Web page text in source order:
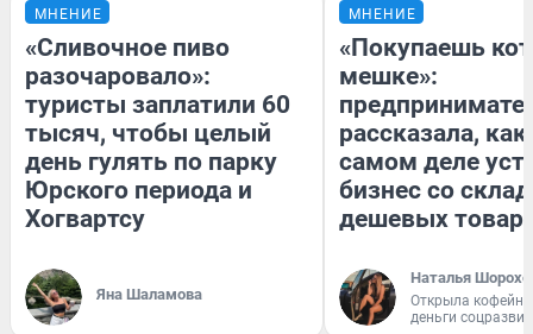
МНЕНИЕ
«Сливочное пиво
разочаровало»:
туристы заплатили 60
тысяч, чтобы целый
день гулять по парку
Юрского периода и
Хогвартсу
Яна Шаламова
МНЕНИЕ
«Покупаешь
мешке»:
рассказала, как
самом деле
бизнес со
дешевых
Наталья
Открыла
деньги